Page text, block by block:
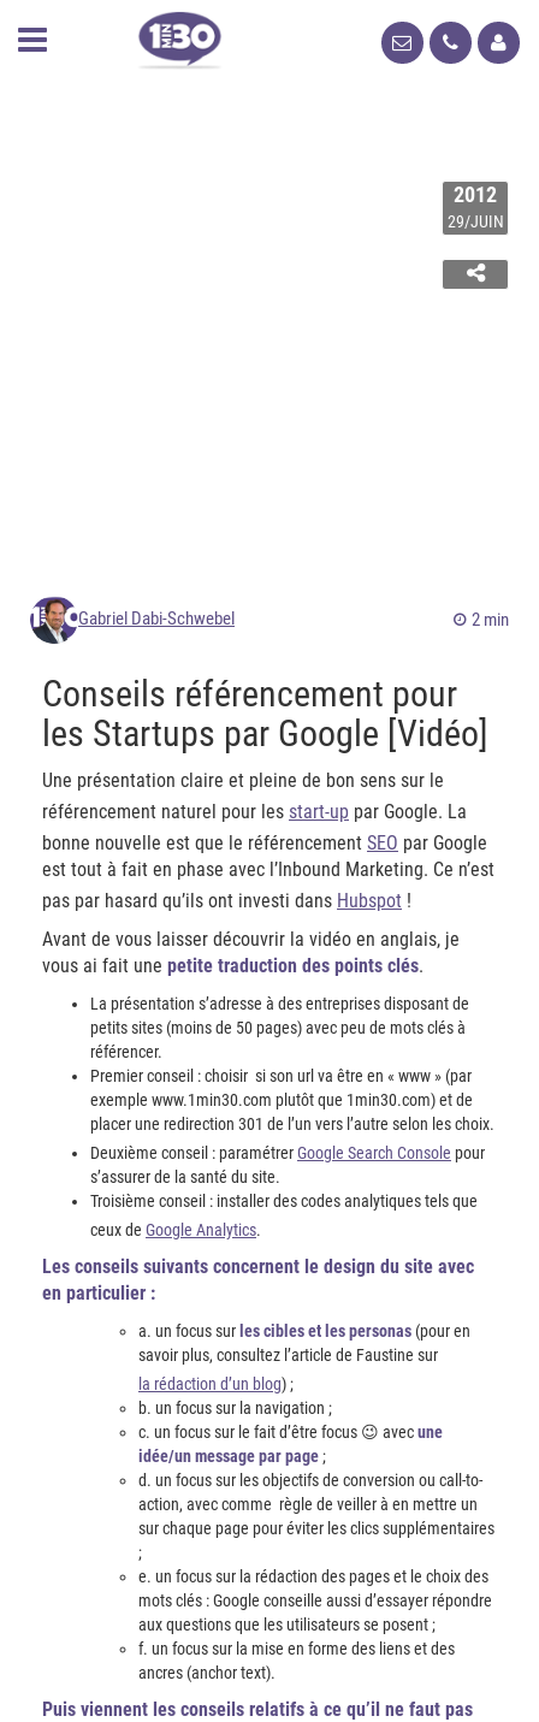
2012
29/JUIN
Gabriel Dabi-Schwebel 2 min
Conseils référencement pour
les Startups par Google [Vidéo]
Une présentation claire et pleine de bon sens sur le
référencement naturel pour les start-up par Google. La
bonne nouvelle est que le référencement SEO par Google
est tout à fait en phase avec l’Inbound Marketing. Ce n’est
pas par hasard qu’ils ont investi dans Hubspot !
Avant de vous laisser découvrir la vidéo en anglais, je
vous ai fait une petite traduction des points clés.
La présentation s’adresse à des entreprises disposant de
petits sites (moins de 50 pages) avec peu de mots clés à
référencer.
Premier conseil : choisir si son url va être en « www » (par
exemple www.1min30.com plutôt que 1min30.com) et de
placer une redirection 301 de l’un vers l’autre selon les choix.
Deuxième conseil : paramétrerGoogle Search Console pour
s’assurer de la santé du site.
Troisième conseil : installer des codes analytiques tels que
ceux de Google Analytics.
Les conseils suivants concernent le design du site avec
en particulier :
a. un focus sur les cibles et les personas (pour en
savoir plus, consultez l’article de Faustine sur
la rédaction d’un blog) ;
b. un focus sur la navigation ;
c. un focus sur le fait d’être focus 😉 avecune
idée/un message par page ;
d. un focus sur les objectifs de conversion ou call-to-
action, avec comme règle de veiller à en mettre un
sur chaque page pour éviter les clics supplémentaires
;
e. un focus sur la rédaction des pages et le choix des
mots clés : Google conseille aussi d’essayer répondre
aux questions que les utilisateurs se posent ;
f. un focus sur la mise en forme des liens et des
ancres (anchor text).
Puis viennent les conseils relatifs à ce qu’il ne faut pas